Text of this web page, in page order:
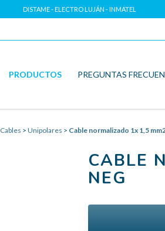
DISTAME - ELECTRO LUJÁN - INMATEL
PRODUCTOS PREGUNTAS
Cables > Unipolares > Cable normalizado 1x 1,5
CABLE
NEG